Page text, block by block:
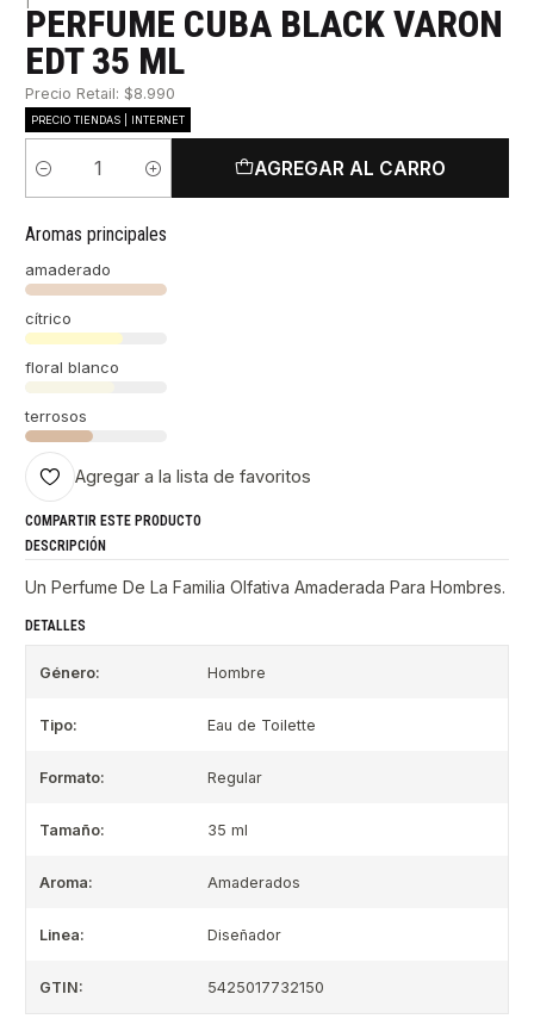
PERFUME CUBA BLACK VARON
EDT 35 ML
Precio Retail: $8.990
PRECIO TIENDAS | INTERNET
Cantidad
AGREGAR AL CARRO
Aromas principales
amaderado
cítrico
floral blanco
terrosos
Agregar a la lista de favoritos
COMPARTIR ESTE PRODUCTO
DESCRIPCIÓN
Un Perfume De La Familia Olfativa Amaderada Para Hombres.
DETALLES
Género: Hombre
Tipo: Eau de Toilette
Formato: Regular
Tamaño: 35 ml
Aroma: Amaderados
Linea: Diseñador
GTIN: 5425017732150